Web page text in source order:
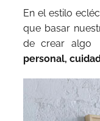
En el estilo
que basar
de crear algo
personal,